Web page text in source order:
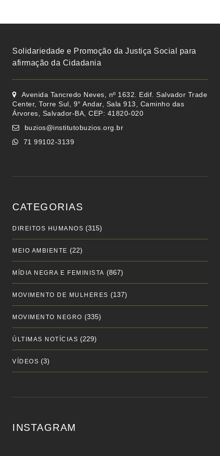
Solidariedade e Promoção da Justiça Social para
afirmação da Cidadania
Avenida Tancredo Neves, nº 1632. Edif. Salvador Trade
Center, Torre Sul, 9° Andar, Sala 913, Caminho das
Árvores, Salvador-BA, CEP: 41820-020
buzios@institutobuzios.org.br
71 99102-3139
CATEGORIAS
DIREITOS HUMANOS (315)
MEIO AMBIENTE (22)
MÍDIA NEGRA E FEMINISTA (867)
MOVIMENTO DE MULHERES (137)
MOVIMENTO NEGRO (335)
ÚLTIMAS NOTÍCIAS (229)
VÍDEOS (3)
INSTAGRAM